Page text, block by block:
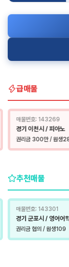
급매물
매물번호: 143269
경기 이천시 / 피아노
권리금 300만 / 원생
추천매물
매물번호: 143301
경기 군포시 / 영어어
권리금 협의 / 원생109